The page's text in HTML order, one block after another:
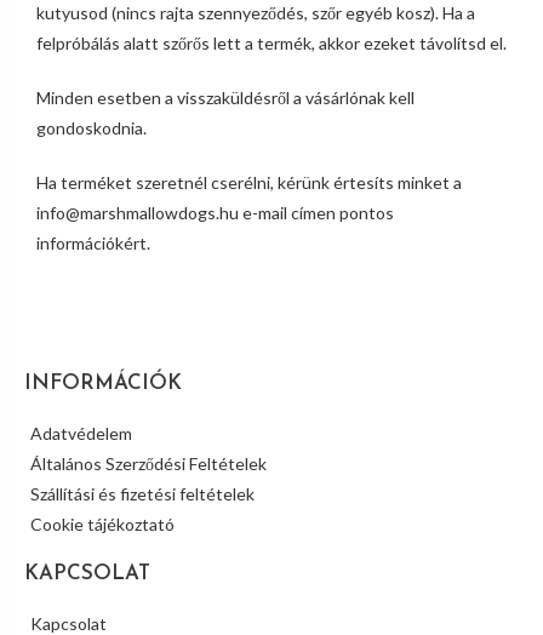
kutyusod (nincs rajta szennyeződés, szőr egyéb kosz). Ha a
felpróbálás alatt szőrős lett a termék, akkor ezeket távolítsd el.
Minden esetben a visszaküldésről a vásárlónak kell
gondoskodnia.
Ha terméket szeretnél cserélni, kérünk értesíts minket a
info@marshmallowdogs.hu e-mail címen pontos
információkért.
INFORMÁCIÓK
Adatvédelem
Általános Szerződési Feltételek
Szállítási és fizetési feltételek
Cookie tájékoztató
KAPCSOLAT
Kapcsolat